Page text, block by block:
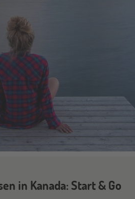
in Kanada: Start & Go